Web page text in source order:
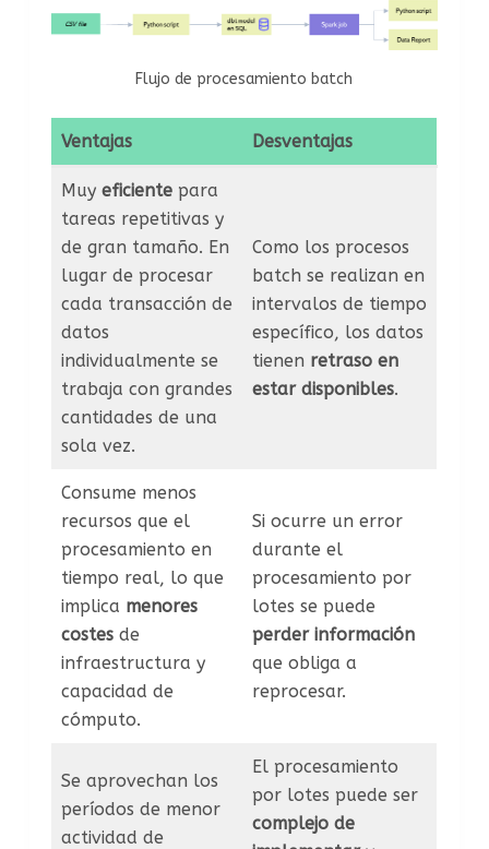
Flujo de procesamiento batch
Ventajas Desventajas
Muy eficiente para
tareas repetitivas y
de gran tamaño. En
lugar de procesar
cada transacción de
datos
individualmente se
trabaja con grandes
cantidades de una
sola vez.
Como los procesos
batch se realizan en
intervalos de tiempo
específico, los datos
tienen retraso en
estar disponibles.
Consume menos
recursos que el
procesamiento en
tiempo real, lo que
implica menores
costes de
infraestructura y
capacidad de
cómputo.
Si ocurre un error
durante el
procesamiento por
lotes se puede
perder información
que obliga a
reprocesar.
Se aprovechan los
períodos de menor
actividad de
El procesamiento
por lotes puede ser
complejo de